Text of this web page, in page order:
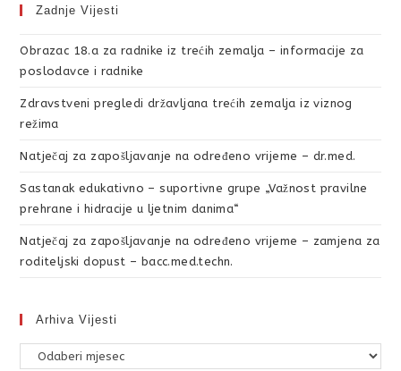
Zadnje Vijesti
Obrazac 18.a za radnike iz trećih zemalja – informacije za
poslodavce i radnike
Zdravstveni pregledi državljana trećih zemalja iz viznog
režima
Natječaj za zapošljavanje na određeno vrijeme – dr.med.
Sastanak edukativno – suportivne grupe „Važnost pravilne
prehrane i hidracije u ljetnim danima“
Natječaj za zapošljavanje na određeno vrijeme – zamjena za
roditeljski dopust – bacc.med.techn.
Arhiva Vijesti